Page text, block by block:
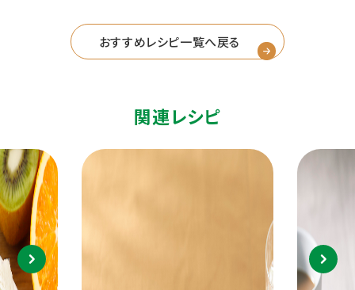
おすすめレシピ一覧へ戻る
関連レシピ